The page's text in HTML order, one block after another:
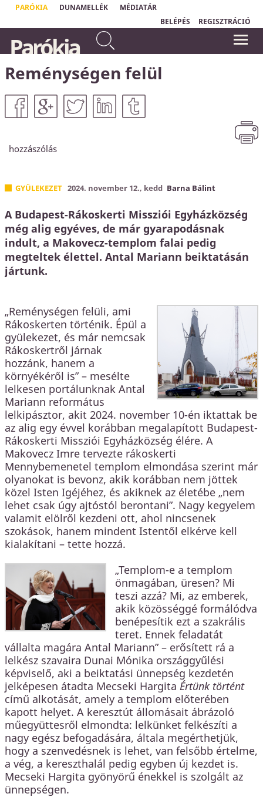
PARÓKIA DUNAMELLÉK
MÉDIATÁR
BELÉPÉS
REGISZTRÁCIÓ
...nincsen üdvösség senki
másban, mert nem is adatott az
embereknek az ég alatt
üdvözülhetnénk.
Apostolok Cselekedetei
4,12
"Isten szeretete nem valami homályos
Ferenc pápa
Parókia
Reménységen felül
hozzászólás
GYÜLEKEZET 2024. november 12., kedd Barna Bálint
A Budapest-Rákoskerti Missziói Egyházközség
még alig egyéves, de már gyarapodásnak
indult, a Makovecz-templom falai pedig
megteltek élettel. Antal Mariann beiktatásán
jártunk.
„Reménységen felüli, ami
Rákoskerten történik. Épül a
gyülekezet, és már nemcsak
Rákoskertről járnak
hozzánk, hanem a
környékéről is” – mesélte
lelkesen portálunknak Antal
Mariann református
lelkipásztor, akit 2024. november 10-én iktattak be
az alig egy évvel korábban megalapított Budapest-
Rákoskerti Missziói Egyházközség élére. A
Makovecz Imre tervezte rákoskerti
Mennybemenetel templom elmondása szerint már
olyanokat is bevonz, akik korábban nem jöttek
közel Isten Igéjéhez, és akiknek az életébe „nem
lehet csak úgy ajtóstól berontani”. Nagy kegyelem
valamit elölről kezdeni ott, ahol nincsenek
szokások, hanem mindent Istentől elkérve kell
kialakítani – tette hozzá.
„Templom-e a templom
önmagában, üresen? Mi
teszi azzá? Mi, az emberek,
akik közösséggé formálódva
benépesítik ezt a szakrális
teret. Ennek feladatát
vállalta magára Antal Mariann” – erősített rá a
lelkész szavaira Dunai Mónika országgyűlési
képviselő, aki a beiktatási ünnepség kezdetén
jelképesen átadta Mecseki Hargita Értünk történt
című alkotását, amely a templom előterében
kapott helyet. A keresztút állomásait ábrázoló
műegyüttesről elmondta: lelkünket felkészíti a
nagy egész befogadására, általa megérthetjük,
hogy a szenvedésnek is lehet, van felsőbb értelme,
a vég, a kereszthalál pedig egyben új kezdet is.
Mecseki Hargita gyönyörű énekkel is szolgált az
ünnepségen.